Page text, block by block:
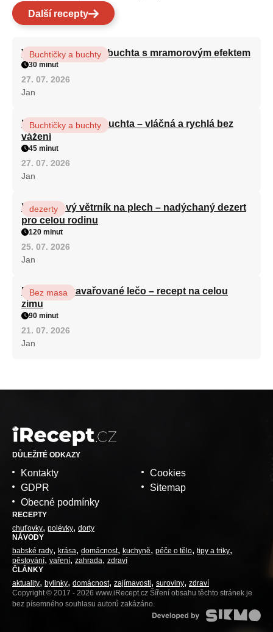
Další recepty
Vláčná olejová litá buchta s mramorovým efektem
Buchtičky a buchty
30 minut
27. 07. 2026
Jan
Hrnková maková buchta – vláčná a rychlá bez
vážení
Buchtičky a buchty
45 minut
27. 07. 2026
Jan
Karamelový větrník na plech – nadýchaný dezert
pro celou rodinu
dezerty
120 minut
25. 07. 2026
Jan
Babiččino zavařované lečo – recept na celou
zimu
Bez masa
90 minut
21. 07. 2026
Jan
DŮLEŽITÉ ODKAZY
Kontakty
GDPR
Obecné podmínky
Cookies
Sitemap
RECEPTY
chuťovky polévky dorty
NÁVODY
babské rady krása domácnost kuchyně péče o tělo tipy a triky
pěstování vaření zahrada
zdraví
ČLÁNKY
aktuality bylinky domácnost zajímavosti suroviny zdraví
Copyright © 2017 - 2026 www.iRecept.cz Šíření obsahu těchto stránek je
bez písemného souhlasu autorů zakázáno.